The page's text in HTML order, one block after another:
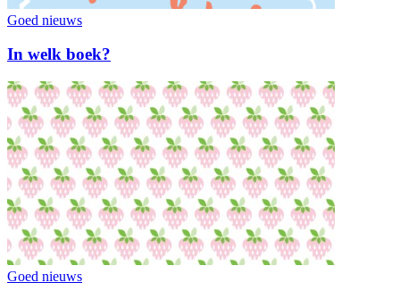
Goed nieuws
In welk boek?
Goed nieuws